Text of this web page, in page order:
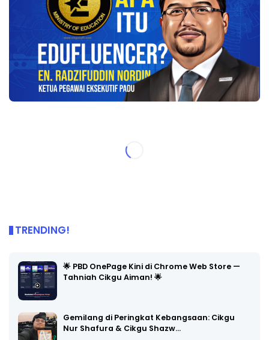
TRENDING!
🌟 PBD OnePage Kini di Chrome Web Store —
Tahniah Cikgu Aiman! 🌟
Gemilang di Peringkat Kebangsaan: Cikgu
Nur Shafura & Cikgu Shazw…